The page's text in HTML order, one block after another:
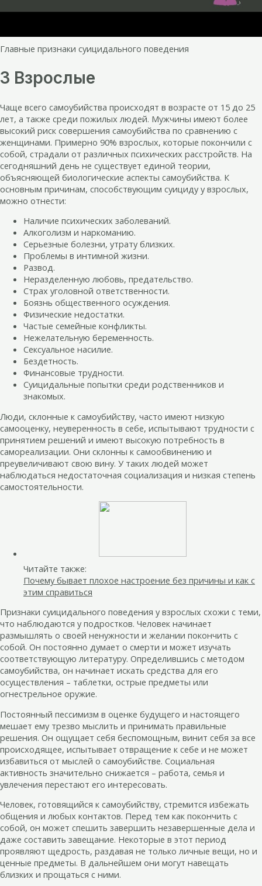
Главные признаки суицидального поведения
3 Взрослые
Чаще всего самоубийства происходят в возрасте от 15 до 25
лет, а также среди пожилых людей. Мужчины имеют более
высокий риск совершения самоубийства по сравнению с
женщинами. Примерно 90% взрослых, которые покончили с
собой, страдали от различных психических расстройств. На
сегодняшний день не существует единой теории,
объясняющей биологические аспекты самоубийства. К
основным причинам, способствующим суициду у взрослых,
можно отнести:
Наличие психических заболеваний.
Алкоголизм и наркоманию.
Серьезные болезни, утрату близких.
Проблемы в интимной жизни.
Развод.
Неразделенную любовь, предательство.
Страх уголовной ответственности.
Боязнь общественного осуждения.
Физические недостатки.
Частые семейные конфликты.
Нежелательную беременность.
Сексуальное насилие.
Бездетность.
Финансовые трудности.
Суицидальные попытки среди родственников и
знакомых.
Люди, склонные к самоубийству, часто имеют низкую
самооценку, неуверенность в себе, испытывают трудности с
принятием решений и имеют высокую потребность в
самореализации. Они склонны к самообвинению и
преувеличивают свою вину. У таких людей может
наблюдаться недостаточная социализация и низкая степень
самостоятельности.
Читайте также:
Почему бывает плохое настроение без причины и как с
этим справиться
Признаки суицидального поведения у взрослых схожи с теми,
что наблюдаются у подростков. Человек начинает
размышлять о своей ненужности и желании покончить с
собой. Он постоянно думает о смерти и может изучать
соответствующую литературу. Определившись с методом
самоубийства, он начинает искать средства для его
осуществления – таблетки, острые предметы или
огнестрельное оружие.
Постоянный пессимизм в оценке будущего и настоящего
мешает ему трезво мыслить и принимать правильные
решения. Он ощущает себя беспомощным, винит себя за все
происходящее, испытывает отвращение к себе и не может
избавиться от мыслей о самоубийстве. Социальная
активность значительно снижается – работа, семья и
увлечения перестают его интересовать.
Человек, готовящийся к самоубийству, стремится избежать
общения и любых контактов. Перед тем как покончить с
собой, он может спешить завершить незавершенные дела и
даже составить завещание. Некоторые в этот период
проявляют щедрость, раздавая не только личные вещи, но и
ценные предметы. В дальнейшем они могут навещать
близких и прощаться с ними.